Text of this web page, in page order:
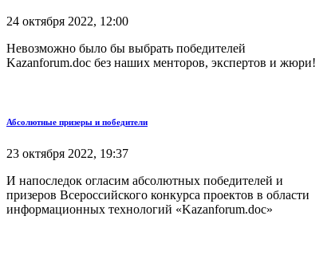
24 октября 2022, 12:00
Невозможно было бы выбрать победителей
Kazanforum.doc без наших менторов, экспертов и жюри!
Абсолютные призеры и победители
23 октября 2022, 19:37
И напоследок огласим абсолютных победителей и
призеров Всероссийского конкурса проектов в области
информационных технологий «Kazanforum.doc»